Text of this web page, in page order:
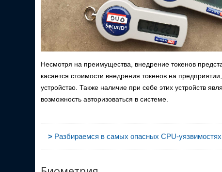
Несмотря на преимущества, внедрение токенов
касается стоимости внедрения токенов на
устройство. Также наличие при себе этих устройств
возможность авторизоваться в системе.
> Разбираемся в самых опасных CPU-